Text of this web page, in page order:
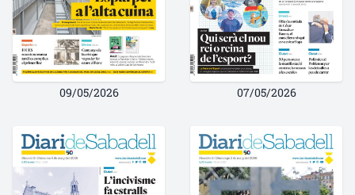
09/05/2026 07/05/2026